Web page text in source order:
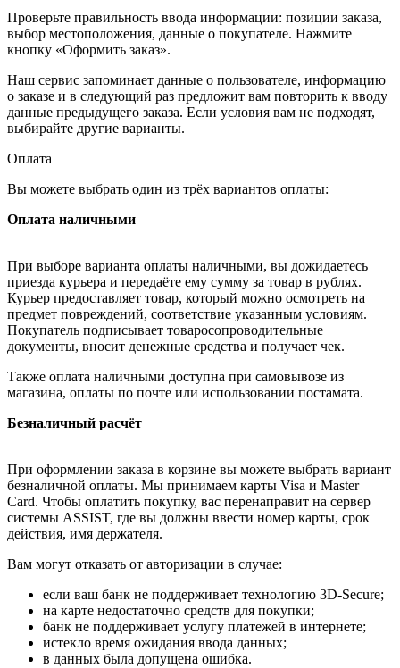
Проверьте правильность ввода информации: позиции заказа,
выбор местоположения, данные о покупателе. Нажмите
кнопку «Оформить заказ».
Наш сервис запоминает данные о пользователе, информацию
о заказе и в следующий раз предложит вам повторить к вводу
данные предыдущего заказа. Если условия вам не подходят,
выбирайте другие варианты.
Оплата
Вы можете выбрать один из трёх вариантов оплаты:
Оплата наличными
При выборе варианта оплаты наличными, вы дожидаетесь
приезда курьера и передаёте ему сумму за товар в рублях.
Курьер предоставляет товар, который можно осмотреть на
предмет повреждений, соответствие указанным условиям.
Покупатель подписывает товаросопроводительные
документы, вносит денежные средства и получает чек.
Также оплата наличными доступна при самовывозе из
магазина, оплаты по почте или использовании постамата.
Безналичный расчёт
При оформлении заказа в корзине вы можете выбрать вариант
безналичной оплаты. Мы принимаем карты Visa и Master
Card. Чтобы оплатить покупку, вас перенаправит на сервер
системы ASSIST, где вы должны ввести номер карты, срок
действия, имя держателя.
Вам могут отказать от авторизации в случае:
если ваш банк не поддерживает технологию 3D-Secure;
на карте недостаточно средств для покупки;
банк не поддерживает услугу платежей в интернете;
истекло время ожидания ввода данных;
в данных была допущена ошибка.